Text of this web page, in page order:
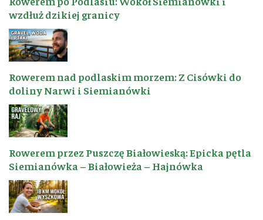
wzdłuż dzikiej granicy
Rowerem nad podlaskim morzem: Z Cisówki do
doliny Narwi i Siemianówki
Rowerem przez Puszczę Białowieską: Epicka pętla
Siemianówka – Białowieża – Hajnówka